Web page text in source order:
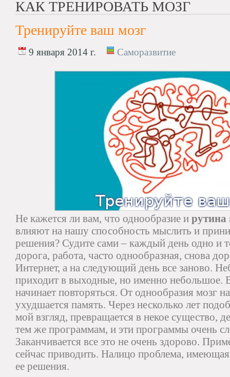
КАК ТРЕНИРОВАТЬ МОЗГ
Тренируйте ваш мозг
9 января 2014 г. Саморазвитие
Не кажется ли вам, что однообразие и
влияют на нашу способность мыслить и
решения? Судите сами – каждый день одно и
дорога, работа, часто однообразная, снова
Интернет, а на следующий день все заново.
приходит в выходные, но именно небольшое.
начинает повторяться. От однообразия мозг
ухудшается память. Через несколько лет
мой взгляд, превращается в некое существо,
тем же программам, и эти программы очень
Заканчивается все это не очень здорово.
сейчас приводить. Налицо проблема,
ее решения.